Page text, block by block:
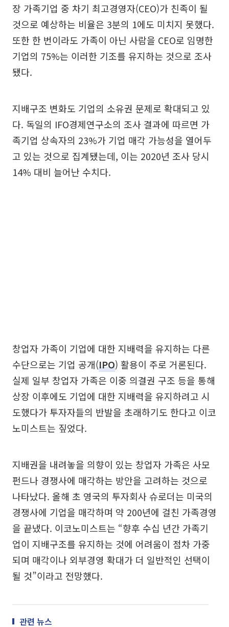
장 가족기업 중 차기 최고경영자(CEO)가 친족이 될
것으로 예상하는 비율은 3분의 1에도 미치지 못했다.
또한 한 번이라도 가족이 아닌 사람을 CEO로 임명한
기업의 75%는 이러한 기조를 유지하는 것으로 조사
됐다.
지배구조 변화도 기업의 소유권 문제로 확대되고 있
다. 독일의 IFO경제연구소의 조사 결과에 따르면 가
족기업 상속자의 23%가 기업 매각 가능성을 열어두
고 있는 것으로 집계됐는데, 이는 2020년 조사 당시
14% 대비 늘어난 수치다.
창업자 가족이 기업에 대한 지배력을 유지하는 다른
수단으로는 기업 공개(IPO) 활용이 주로 거론된다.
실제 일부 창업자 가족은 이중 의결권 구조 등을 통해
상장 이후에도 기업에 대한 지배력을 유지하려고 시
도했다가 투자자들의 반발을 초래하기도 한다고 이코
노미스트는 짚었다.
지배권을 내려놓을 의향이 있는 창업자 가족은 사모
펀드나 경쟁사에 매각하는 방안을 고려하는 것으로
나타났다. 올해 초 영국의 투자회사 슈로더는 미국의
경쟁사에 기업을 매각하며 약 200년에 걸친 가족경영
을 끝냈다. 이코노미스트는 “향후 수십 년간 가족기
업이 지배구조를 유지하는 것에 어려움이 점차 가중
되며 매각이나 외부경영 확대가 더 일반적인 선택이
될 것”이라고 전망했다.
관련 뉴스